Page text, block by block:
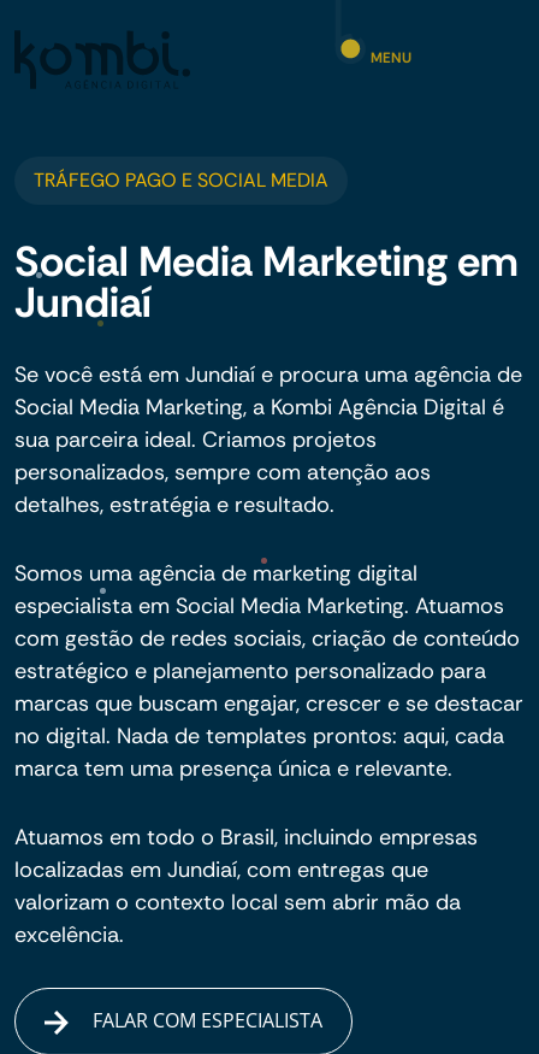
MENU
TRÁFEGO PAGO E SOCIAL MEDIA
Social Media Marketing em
Jundiaí
Se você está em Jundiaí e procura uma agência de
Social Media Marketing, a Kombi Agência Digital é
sua parceira ideal. Criamos projetos
personalizados, sempre com atenção aos
detalhes, estratégia e resultado.
Somos uma agência de marketing digital
especialista em Social Media Marketing. Atuamos
com gestão de redes sociais, criação de conteúdo
estratégico e planejamento personalizado para
marcas que buscam engajar, crescer e se destacar
no digital. Nada de templates prontos: aqui, cada
marca tem uma presença única e relevante.
Atuamos em todo o Brasil, incluindo empresas
localizadas em Jundiaí, com entregas que
valorizam o contexto local sem abrir mão da
excelência.
FALAR COM ESPECIALISTA